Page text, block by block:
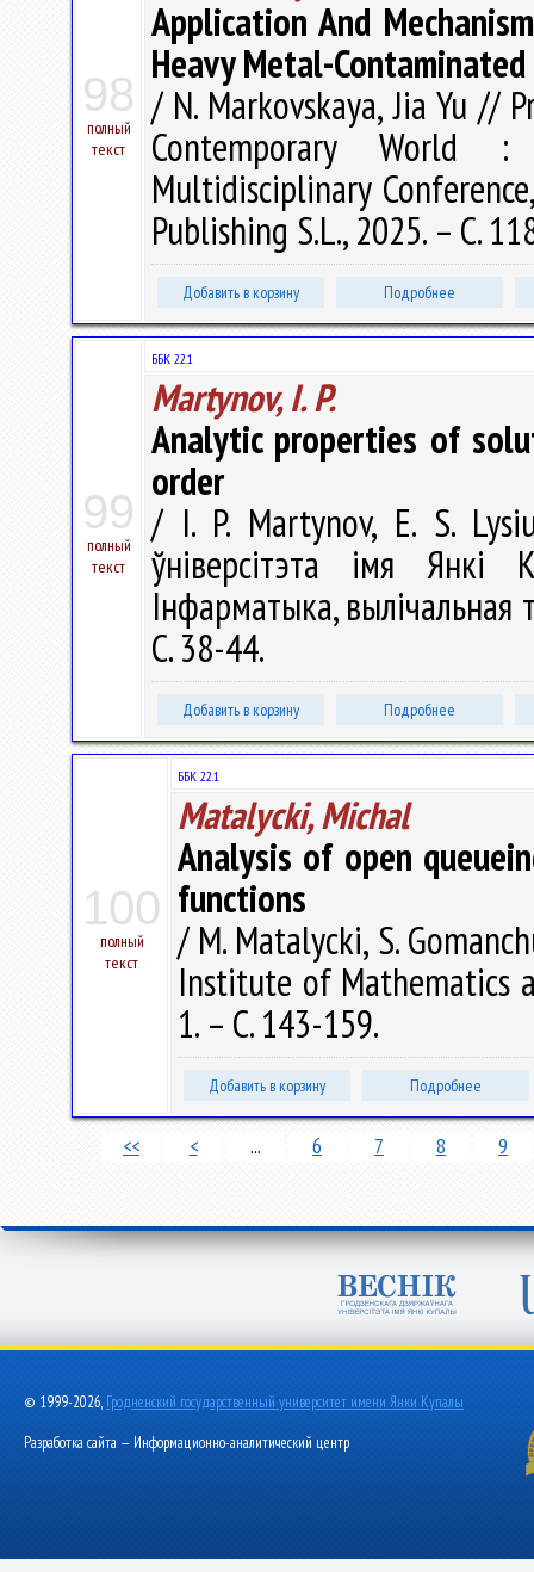
98
полный
текст
Application And
Heavy Metal-
/ N. Markovskaya, Jia Yu //
Contemporary World
Multidisciplinary
Publishing S.L., 2025. – С.
Добавить в корзину Подробнее
99
полный
текст
ББК 22.1
Martynov, I. P.
Analytic properties of
order
/ I. P. Martynov, E. S.
ўніверсітэта імя
Інфарматыка,
С. 38-44.
Добавить в корзину Подробнее
100
полный
текст
ББК 22.1
Matalycki, Michal
Analysis of open
functions
/ M. Matalycki, S.
Institute of Mathematics
1. – С. 143-159.
Добавить в корзину Подробнее
<< < ... 6 7 8 9
© 1999-2026, Гродненский государственный университет имени Янки Купалы
Разработка сайта — Информационно-аналитический центр